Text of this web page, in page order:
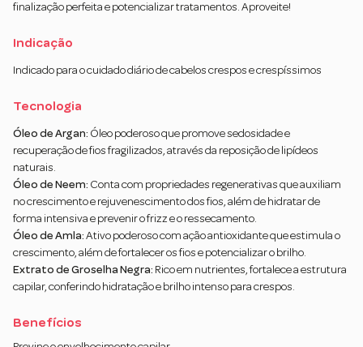
finalização perfeita e potencializar tratamentos. Aproveite!
Indicação
Indicado para o cuidado diário de cabelos crespos e crespíssimos
Tecnologia
Óleo de Argan: Óleo poderoso que promove sedosidade e
recuperação de fios fragilizados, através da reposição de lipídeos
naturais.
Óleo de Neem: Conta com propriedades regenerativas que auxiliam
no crescimento e rejuvenescimento dos fios, além de hidratar de
forma intensiva e prevenir o frizz e o ressecamento.
Óleo de Amla: Ativo poderoso com ação antioxidante que estimula o
crescimento, além de fortalecer os fios e potencializar o brilho.
Extrato de Groselha Negra: Rico em nutrientes, fortalece a estrutura
capilar, conferindo hidratação e brilho intenso para crespos.
Benefícios